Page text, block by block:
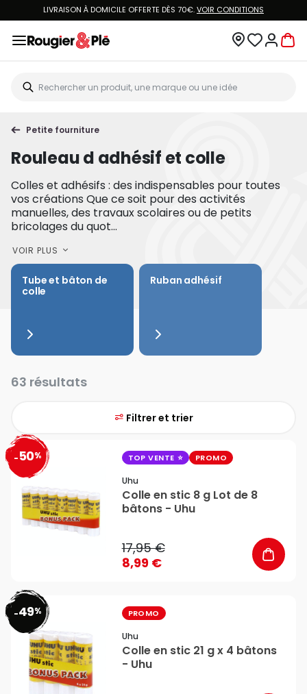
LIVRAISON À DOMICILE OFFERTE DÈS 70€.VOIR CONDITIONS
Petite fourniture
Rouleau d adhésif et colle
Colles et adhésifs : des indispensables pour toutes
vos créations Que ce soit pour des activités
manuelles, des travaux scolaires ou de petits
bricolages du quot...
VOIR PLUS
Tube et bâton de
colle
Ruban adhésif
63 résultats
Filtrer et trier
-50% TOP VENTE PROMO
Uhu
Colle en stic 8 g Lot de 8
bâtons - Uhu
17,95 €
8,99 €
-49% PROMO
Uhu
Colle en stic 21 g x 4 bâtons
- Uhu